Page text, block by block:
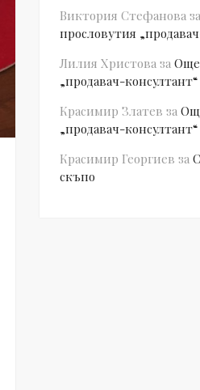
Виктория Стефанова за
прословутия
Лилия Христова за Още
„продавач-консултант“
Красимир Златев за
„продавач-консултант“
Красимир Георгиев за
скъпо